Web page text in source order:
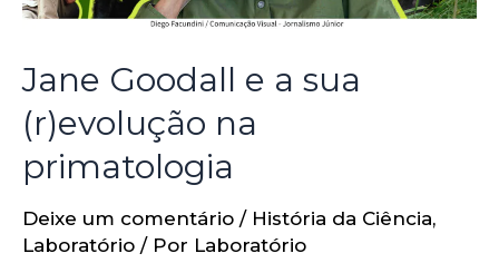
Jane Goodall e a sua
(r)evolução na
primatologia
Deixe um comentário / História da Ciência,
Laboratório / Por Laboratório